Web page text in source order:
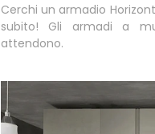
Cerchi un armadio
subito! Gli armadi a
attendono.